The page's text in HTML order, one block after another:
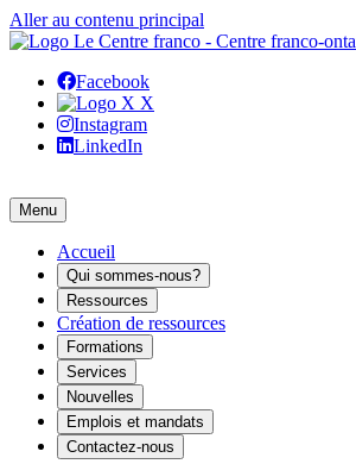
Aller au contenu principal
Facebook
X
Instagram
LinkedIn
Menu
Accueil
Qui sommes-nous?
Ressources
Création de ressources
Formations
Services
Nouvelles
Emplois et mandats
Contactez-nous